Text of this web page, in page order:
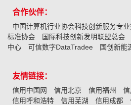
合作伙伴：
中国计算机行业协会科技创新服务专
标准协会
国际科技创新发明联盟总会
中心
可信数字DataTradee 国创新能
友情链接：
信用中国网 信用北京 信用福州
信用呼和浩特
信用芜湖 信用成都